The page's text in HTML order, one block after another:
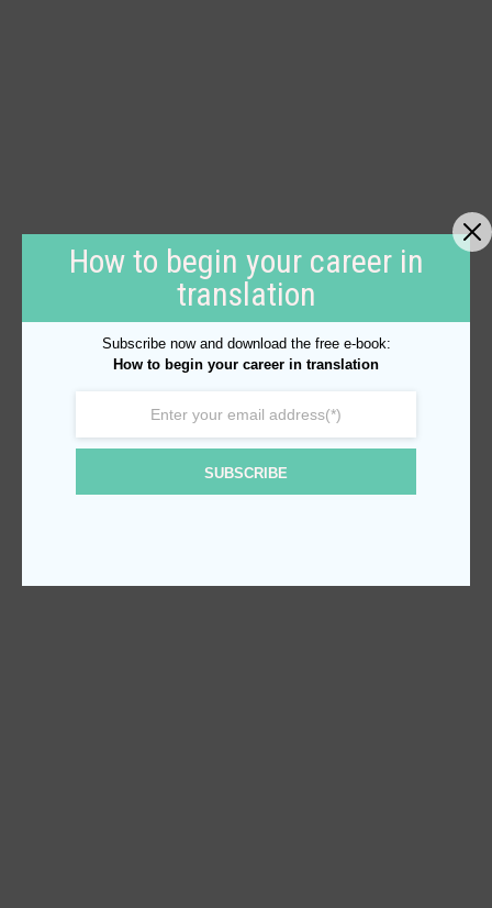
How to begin your career in
translation
Subscribe now and download the free e-book:
How to begin your career in translation
SUBSCRIBE